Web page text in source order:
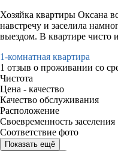
Хозяйка квартиры Оксана
навстречу и заселила
выездом. В квартире чисто
1-комнатная квартира
1 отзыв о проживании со
Чистота
Цена - качество
Качество обслуживания
Расположение
Своевременность заселения
Соответствие фото
Показать ещё